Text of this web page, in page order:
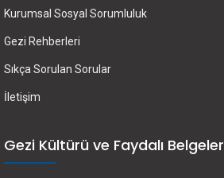
Kurumsal Sosyal Sorumluluk
Gezi Rehberleri
Sıkça Sorulan Sorular
İletişim
Gezi Kültürü ve Faydalı Belgeler